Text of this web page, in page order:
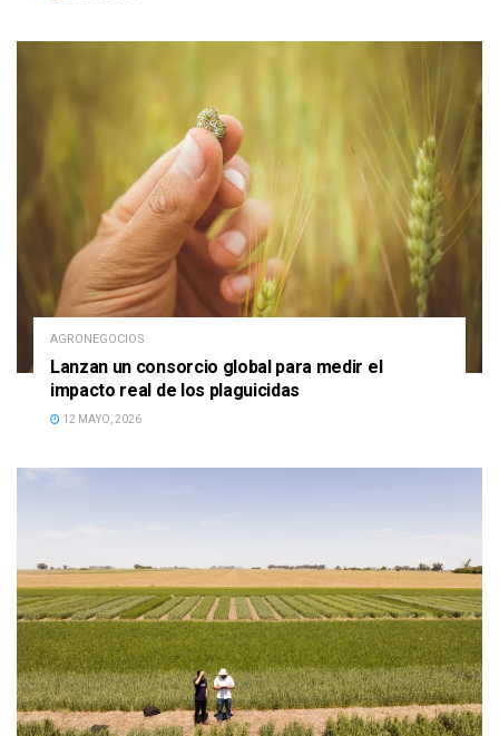
AGRONEGOCIOS
Lanzan un consorcio global para medir el
impacto real de los plaguicidas
12 MAYO, 2026